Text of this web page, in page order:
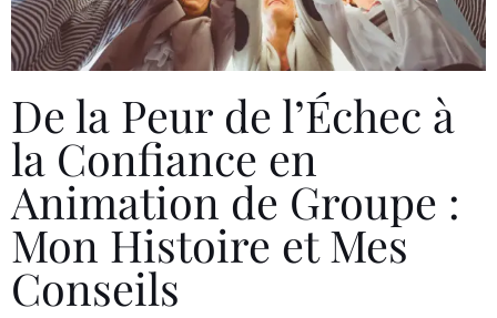
De la Peur de l’Échec à
la Confiance en
Animation de Groupe :
Mon Histoire et Mes
Conseils